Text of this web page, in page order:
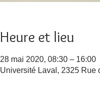
Heure et lieu
28 mai 2020, 08:30 – 16:00
Université Laval, 2325 Rue